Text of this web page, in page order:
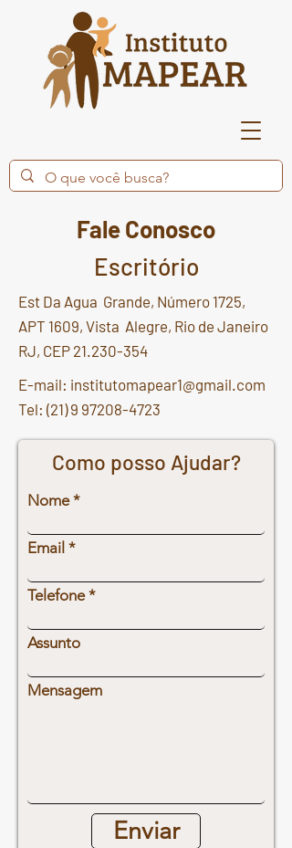
Fale Conosco
Escritório
Est Da Agua Grande, Número 1725,
APT 1609, Vista Alegre, Rio de Janeiro
RJ, CEP 21.230-354
E-mail: institutomapear1@gmail.com
Tel: (21) 9 97208-4723
Como posso Ajudar?
Nome
Email
Telefone
Assunto
Mensagem
Enviar